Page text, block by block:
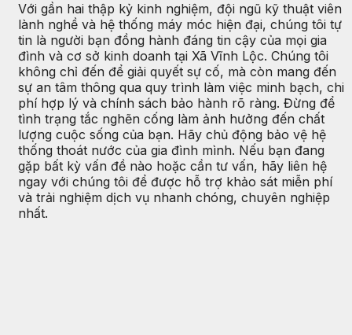
Với gần hai thập kỷ kinh nghiệm, đội ngũ kỹ thuật viên
lành nghề và hệ thống máy móc hiện đại, chúng tôi tự
tin là người bạn đồng hành đáng tin cậy của mọi gia
đình và cơ sở kinh doanh tại Xã Vĩnh Lộc. Chúng tôi
không chỉ đến để giải quyết sự cố, mà còn mang đến
sự an tâm thông qua quy trình làm việc minh bạch, chi
phí hợp lý và chính sách bảo hành rõ ràng. Đừng để
tình trạng tắc nghẽn cống làm ảnh hưởng đến chất
lượng cuộc sống của bạn. Hãy chủ động bảo vệ hệ
thống thoát nước của gia đình mình. Nếu bạn đang
gặp bất kỳ vấn đề nào hoặc cần tư vấn, hãy liên hệ
ngay với chúng tôi để được hỗ trợ khảo sát miễn phí
và trải nghiệm dịch vụ nhanh chóng, chuyên nghiệp
nhất.